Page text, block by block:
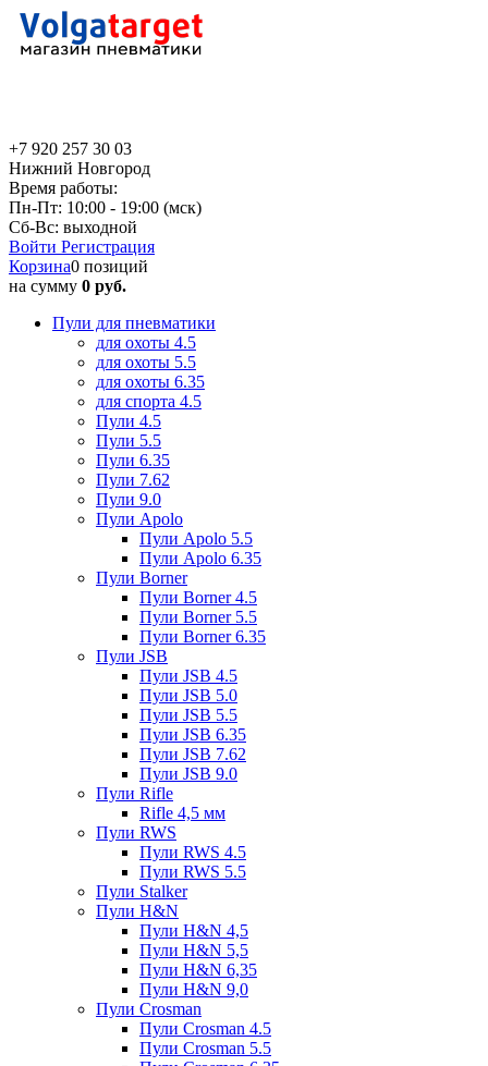
+7 920 257 30 03
Нижний Новгород
Время работы:
Пн-Пт: 10:00 - 19:00 (мск)
Сб-Вс: выходной
Войти Регистрация
Корзина0 позиций
на сумму 0 руб.
Пули для пневматики
для охоты 4.5
для охоты 5.5
для охоты 6.35
для спорта 4.5
Пули 4.5
Пули 5.5
Пули 6.35
Пули 7.62
Пули 9.0
Пули Apolo
Пули Apolo 5.5
Пули Apolo 6.35
Пули Borner
Пули Borner 4.5
Пули Borner 5.5
Пули Borner 6.35
Пули JSB
Пули JSB 4.5
Пули JSB 5.0
Пули JSB 5.5
Пули JSB 6.35
Пули JSB 7.62
Пули JSB 9.0
Пули Rifle
Rifle 4,5 мм
Пули RWS
Пули RWS 4.5
Пули RWS 5.5
Пули Stalker
Пули H&N
Пули H&N 4,5
Пули H&N 5,5
Пули H&N 6,35
Пули H&N 9,0
Пули Crosman
Пули Crosman 4.5
Пули Crosman 5.5